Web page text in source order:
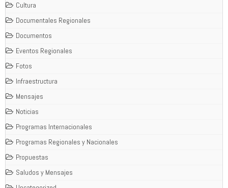
Cultura
Documentales Regionales
Documentos
Eventos Regionales
Fotos
Infraestructura
Mensajes
Noticias
Programas Internacionales
Programas Regionales y Nacionales
Propuestas
Saludos y Mensajes